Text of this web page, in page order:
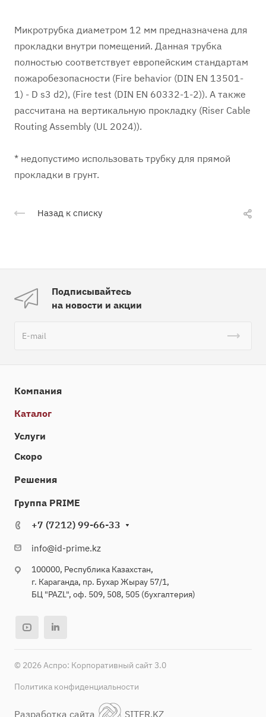
Микротрубка диаметром 12 мм предназначена для
прокладки внутри помещений. Данная трубка
полностью соответствует европейским стандартам
пожаробезопасности (Fire behavior (DIN EN 13501-
1) - D s3 d2), (Fire test (DIN EN 60332-1-2)). А также
рассчитана на вертикальную прокладку (Riser Cable
Routing Assembly (UL 2024)).
* недопустимо использовать трубку для прямой
прокладки в грунт.
Назад к списку
Подписывайтесь
на новости и акции
Компания
Каталог
Услуги
Скоро
Решения
Группа PRIME
+7 (7212) 99-66-33
info@id-prime.kz
100000, Республика Казахстан,
г. Караганда, пр. Бухар Жырау 57/1,
БЦ "PAZL", оф. 509, 508, 505 (бухгалтерия)
© 2026 Аспро: Корпоративный сайт 3.0
Политика конфиденциальности
Разработка сайта SITER.KZ